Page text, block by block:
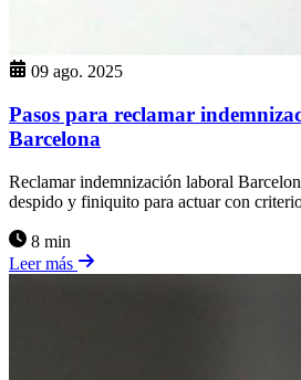
09 ago. 2025
Pasos para reclamar
Barcelona
Reclamar indemnización laboral
despido y finiquito para actuar con
8 min
Leer más